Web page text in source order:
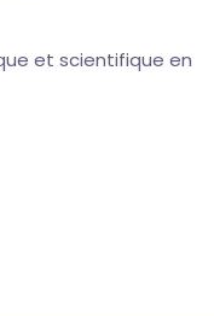
et scientifique en